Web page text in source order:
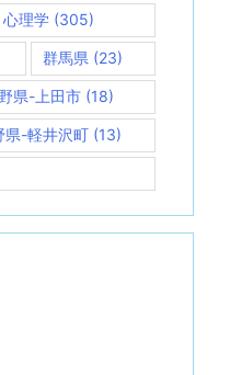
心理学 (305)
群馬県 (23)
県-上田市(18)
県-軽井沢町 (13)